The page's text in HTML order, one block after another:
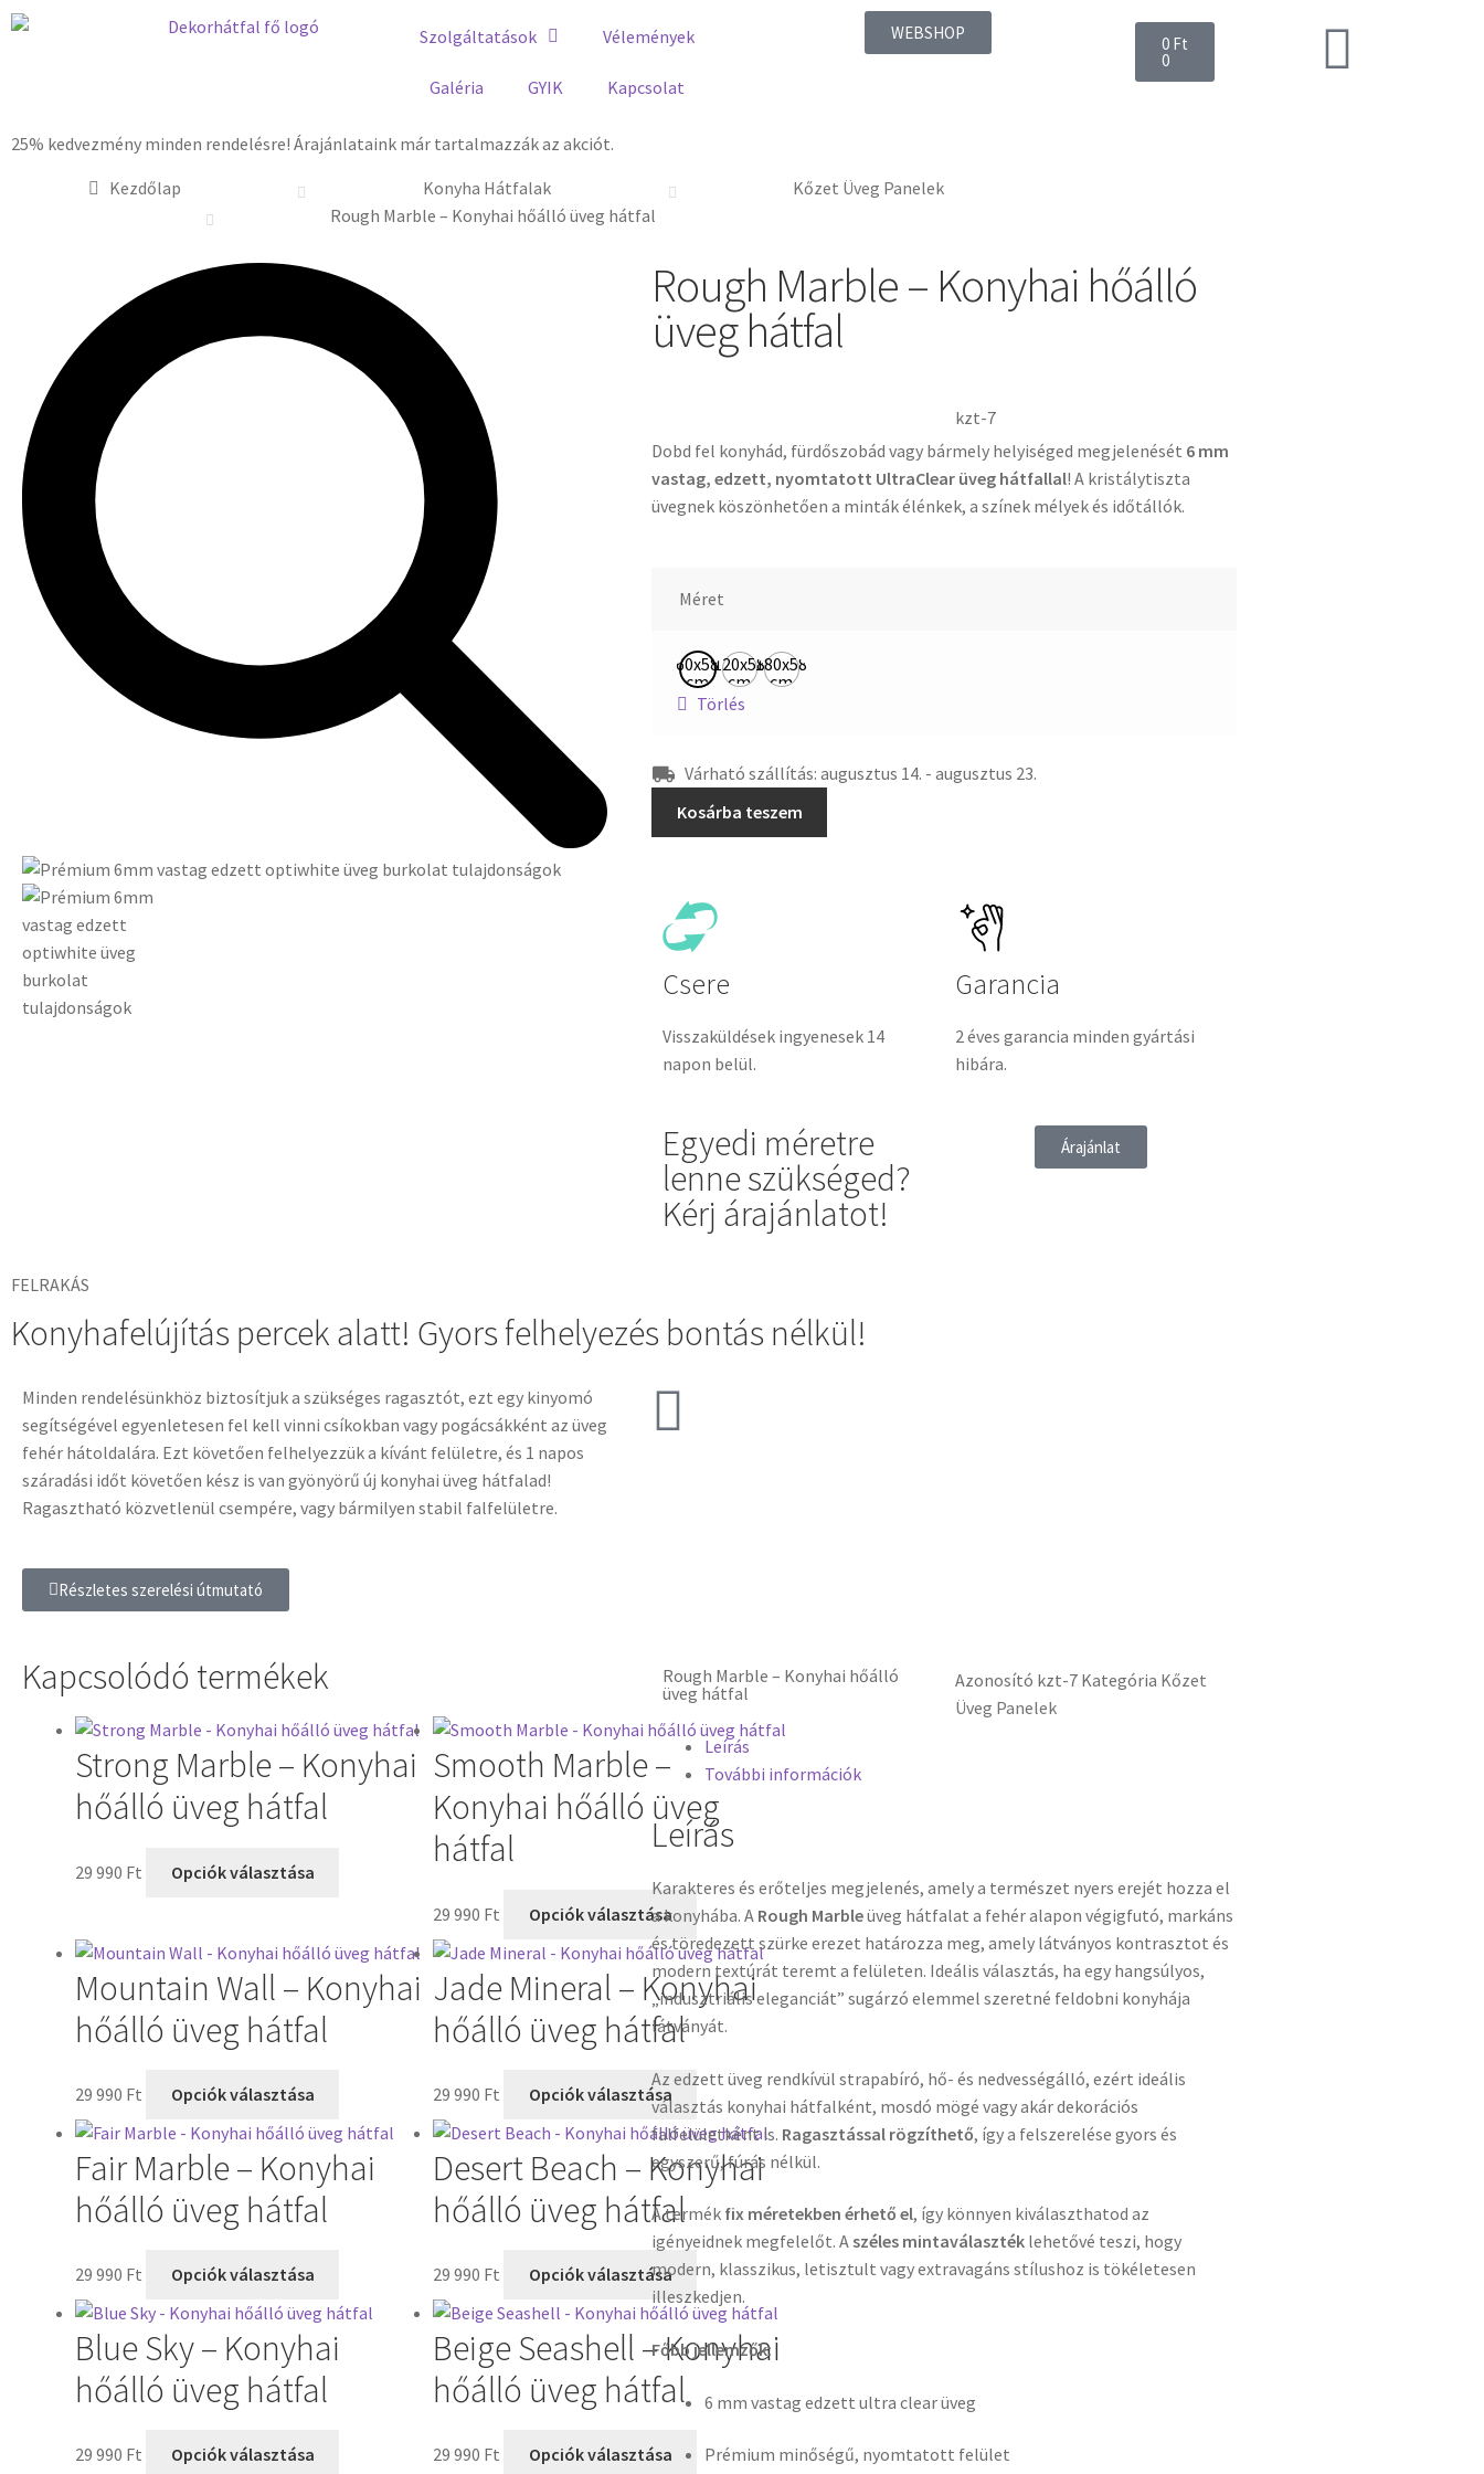
Szolgáltatások Vélemények
Galéria GYIK Kapcsolat
WEBSHOP
0 Ft
0
25% kedvezmény minden rendelésre! Árajánlataink már tartalmazzák az akciót.
Kezdőlap
Konyha Hátfalak
Kőzet Üveg Panelek
Rough Marble – Konyhai hőálló üveg hátfal
Rough Marble – Konyhai hőálló
üveg hátfal
kzt-7
Dobd fel konyhád, fürdőszobád vagy bármely helyiséged megjelenését 6 mm
vastag, edzett, nyomtatott UltraClear üveg hátfallal! A kristálytiszta
üvegnek köszönhetően a minták élénkek, a színek mélyek és időtállók.
Méret
60x58
cm
120x58
cm
180x58
cm
Törlés
Várható szállítás: augusztus 14. - augusztus 23.
Kosárba teszem
Csere
Visszaküldések ingyenesek 14
napon belül.
Garancia
2 éves garancia minden gyártási
hibára.
Egyedi méretre
lenne szükséged?
Kérj árajánlatot!
Árajánlat
FELRAKÁS
Konyhafelújítás percek alatt! Gyors felhelyezés bontás nélkül!
Minden rendelésünkhöz biztosítjuk a szükséges ragasztót, ezt egy kinyomó
segítségével egyenletesen fel kell vinni csíkokban vagy pogácsákként az üveg
fehér hátoldalára. Ezt követően felhelyezzük a kívánt felületre, és 1 napos
száradási időt követően kész is van gyönyörű új konyhai üveg hátfalad!
Ragasztható közvetlenül csempére, vagy bármilyen stabil falfelületre.
Részletes szerelési útmutató
Kapcsolódó termékek
Strong Marble – Konyhai
hőálló üveg hátfal
29 990 Ft Opciók választása
Smooth Marble –
Konyhai hőálló üveg
hátfal
29 990 Ft Opciók választása
Mountain Wall – Konyhai
hőálló üveg hátfal
29 990 Ft Opciók választása
Jade Mineral – Konyhai
hőálló üveg hátfal
29 990 Ft Opciók választása
Fair Marble – Konyhai
hőálló üveg hátfal
29 990 Ft Opciók választása
Desert Beach – Konyhai
hőálló üveg hátfal
29 990 Ft Opciók választása
Blue Sky – Konyhai
hőálló üveg hátfal
29 990 Ft Opciók választása
Beige Seashell – Konyhai
hőálló üveg hátfal
29 990 Ft Opciók választása
Rough Marble – Konyhai hőálló
üveg hátfal
Azonosító kzt-7 Kategória Kőzet
Üveg Panelek
Leírás
További információk
Leírás
Karakteres és erőteljes megjelenés, amely a természet nyers erejét hozza el
a konyhába. A Rough Marbleüveg hátfalat a fehér alapon végigfutó, markáns
és töredezett szürke erezet határozza meg, amely látványos kontrasztot és
modern textúrát teremt a felületen. Ideális választás, ha egy hangsúlyos,
„indusztriális eleganciát” sugárzó elemmel szeretné feldobni konyhája
látványát.
Az edzett üveg rendkívül strapabíró, hő- és nedvességálló, ezért ideális
választás konyhai hátfalként, mosdó mögé vagy akár dekorációs
falfelületként is. Ragasztással rögzíthető, így a felszerelése gyors és
egyszerű, fúrás nélkül.
A termék fix méretekben érhető el, így könnyen kiválaszthatod az
igényeidnek megfelelőt. Aszéles mintaválaszték lehetővé teszi, hogy
modern, klasszikus, letisztult vagy extravagáns stílushoz is tökéletesen
illeszkedjen.
Főbb jellemzők:
6 mm vastag edzett ultra clear üveg
Prémium minőségű, nyomtatott felület